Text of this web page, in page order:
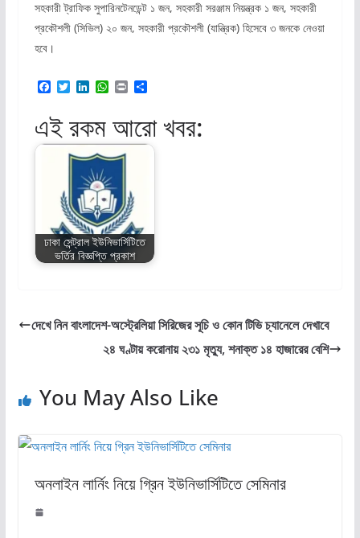
সহকারী ট্রাফিক সুপারিনটেনডেন্ট ১ জন, সহকারী সরঞ্জাম নিয়ন্ত্রক ১ জন, সহকারী
প্রকৌশলী (সিভিল) ২০ জন, সহকারী প্রকৌশলী (যান্ত্রিক) হিসেবে ৩ জনকে নেওয়া
হবে।
F
a
c
e
b
o
T
w
t
t
e
r
L
i
k
e
d
I
n
W
h
t
A
p
p
P
r
n
t
S
h
r
e
এই রকম আরো খবর:
ঢাকা সেন্ট্রাল ইউনিভার্সিটিতে
ভর্তির বিজ্ঞপ্তি প্রকাশ
দেখে নিন বাংলাদেশ-অস্ট্রেলিয়া সিরিজের সূচি ও কোন টিভি চ্যানেলে দেখাবে
২৪ ঘণ্টায় করোনায় ২৩১ মৃত্যু, শনাক্ত ১৪ হাজারের বেশি
You May Also Like
অনলাইন লার্নিং নিয়ে গ্রিন ইউনিভার্সিটিতে সেমিনার